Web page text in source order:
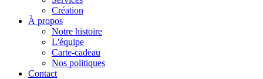
Création
À propos
Notre histoire
L'équipe
Carte-cadeau
Nos politiques
Contact